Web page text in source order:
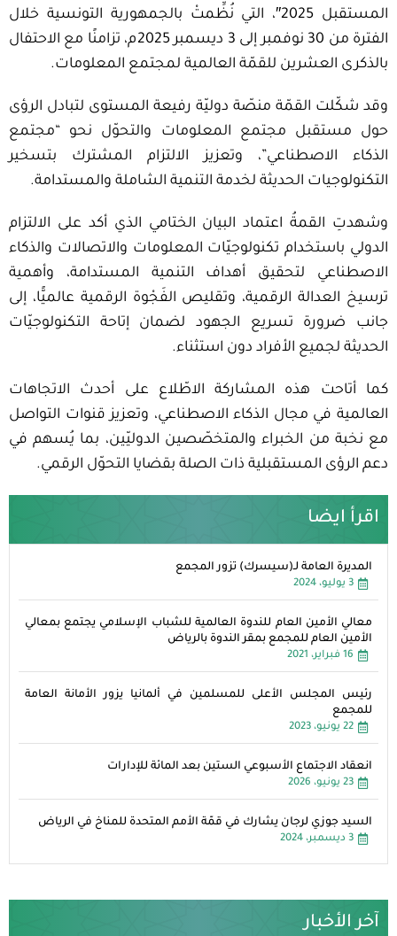
المستقبل 2025″، التي نُظِّمتْ بالجمهورية التونسية خلال
الفترة من 30 نوفمبر إلى 3 ديسمبر 2025م، تزامنًا مع الاحتفال
بالذكرى العشرين للقمّة العالمية لمجتمع المعلومات.
وقد شكّلت القمّة منصّة دوليّة رفيعة المستوى لتبادل الرؤى
حول مستقبل مجتمع المعلومات والتحوّل نحو “مجتمع
الذكاء الاصطناعي”، وتعزيز الالتزام المشترك بتسخير
التكنولوجيات الحديثة لخدمة التنمية الشاملة والمستدامة.
وشهدتِ القمةُ اعتماد البيان الختامي الذي أكد على الالتزام
الدولي باستخدام تكنولوجيّات المعلومات والاتصالات والذكاء
الاصطناعي لتحقيق أهداف التنمية المستدامة، وأهمية
ترسيخ العدالة الرقمية، وتقليص الفَجْوة الرقمية عالميًّا، إلى
جانب ضرورة تسريع الجهود لضمان إتاحة التكنولوجيّات
الحديثة لجميع الأفراد دون استثناء.
كما أتاحت هذه المشاركة الاطّلاع على أحدث الاتجاهات
العالمية في مجال الذكاء الاصطناعي، وتعزيز قنوات التواصل
مع نخبة من الخبراء والمتخصّصين الدوليّين، بما يُسهم في
دعم الرؤى المستقبلية ذات الصلة بقضايا التحوّل الرقمي.
اقرأ ايضا
المديرة العامة لـ(سيسرك) تزور المجمع
3 يوليو، 2024
معالي الأمين العام للندوة العالمية للشباب الإسلامي يجتمع بمعالي
الأمين العام للمجمع بمقر الندوة بالرياض
16 فبراير، 2021
رئيس المجلس الأعلى للمسلمين في ألمانيا يزور الأمانة العامة
للمجمع
22 يونيو، 2023
انعقاد الاجتماع الأسبوعي الستين بعد المائة للإدارات
23 يونيو، 2026
السيد جوزي لرجان يشارك في قمّة الأمم المتحدة للمناخ في الرياض
3 ديسمبر، 2024
آخر الأخبار